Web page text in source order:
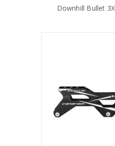
AÑADIR AL
Downhill Bullet